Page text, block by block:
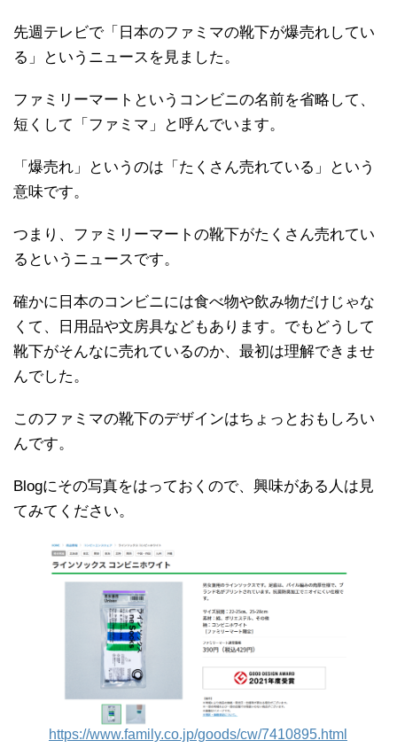
先週テレビで「日本のファミマの靴下が爆売れしてい
る」というニュースを見ました。
ファミリーマートというコンビニの名前を省略して、
短くして「ファミマ」と呼んでいます。
「爆売れ」というのは「たくさん売れている」という
意味です。
つまり、ファミリーマートの靴下がたくさん売れてい
るというニュースです。
確かに日本のコンビニには食べ物や飲み物だけじゃな
くて、日用品や文房具などもあります。でもどうして
靴下がそんなに売れているのか、最初は理解できませ
んでした。
このファミマの靴下のデザインはちょっとおもしろい
んです。
Blogにその写真をはっておくので、興味がある人は見
てみてください。
https://www.family.co.jp/goods/cw/7410895.html